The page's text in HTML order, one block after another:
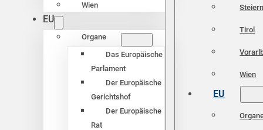
Wien
EU
Organe
Das Europäische
Parlament
Der Europäische
Gerichtshof
Der Europäische
Rat
Tirol
Wien
EU